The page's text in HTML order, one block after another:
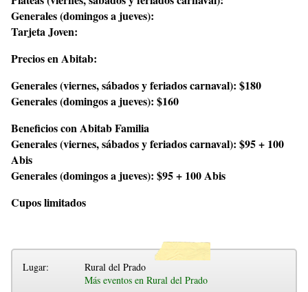
Generales (domingos a jueves):
Tarjeta Joven:
Precios en Abitab:
Generales (viernes, sábados y feriados carnaval): $180
Generales (domingos a jueves): $160
Beneficios con Abitab Familia
Generales (viernes, sábados y feriados carnaval): $95 + 100
Abis
Generales (domingos a jueves): $95 + 100 Abis
Cupos limitados
Lugar:
Rural del Prado
Más eventos en Rural del Prado